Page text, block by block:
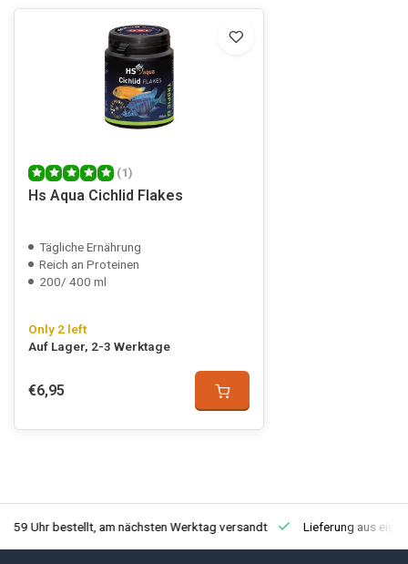
(1)
Hs Aqua Cichlid Flakes
Tägliche Ernährung
Reich an Proteinen
200/ 400 ml
Only 2 left
Auf Lager, 2-3 Werktage
€6,95
Uhr bestellt, am nächsten Werktag versandt Lieferung aus